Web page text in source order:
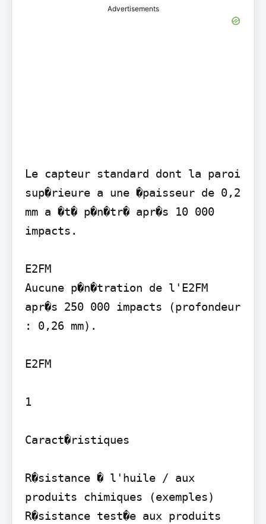
Advertisements
Le capteur standard dont la paroi
sup�rieure a une �paisseur de 0,2
mm a �t� p�n�tr� apr�s 10 000
impacts.
E2FM
Aucune p�n�tration de l'E2FM
apr�s 250 000 impacts (profondeur
: 0,26 mm).
E2FM
1
Caract�ristiques
R�sistance � l'huile / aux
produits chimiques (exemples)
R�sistance test�e aux produits